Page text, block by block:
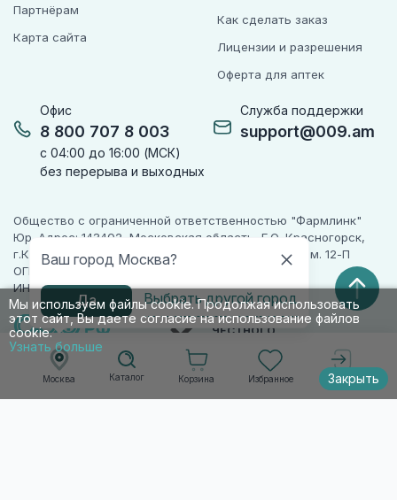
Москва
Ваш город Москва?
Да Выбрать другой город
Каталог Корзина Избранное Войти
Мы используем файлы cookie. Продолжая использовать
этот сайт, Вы даете согласие на использование файлов
cookie.
Узнать больше
Закрыть
Офис
8 800 707 8 003
с 04:00 до 16:00 (МСК)
без перерыва и выходных
Служба поддержки
support@009.am
Партнёрам
Карта сайта
Как сделать заказ
Лицензии и разрешения
Оферта для аптек
Общество с ограниченной ответственностью "Фармлинк"
Юр. Адрес: 143402, Московская область, Г.О. Красногорск,
г.Красногорск, ул. Жуковского, д. 17, помещ. III, ком. 12-П
ОГРН 1225000071955
ИНН 5024223277
ПАРТНЕР
ЧЕСТНОГО